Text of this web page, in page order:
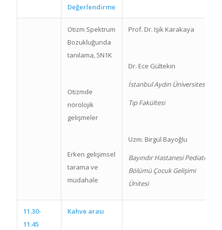
Değerlendirme
Otizm Spektrum
Bozukluğunda
tanılama, 5N1K
Otizmde
nörolojik
gelişmeler
Erken gelişimsel
tarama ve
müdahale
Prof. Dr. Işık Karakaya
Dr. Ece Gültekin
İstanbul Aydın Üniversitesi
Tıp Fakültesi
Uzm. Birgül Bayoğlu
Bayındır Hastanesi Pediatri
Bölümü Çocuk Gelişimi
Ünitesi
11.30-
11.45
Kahve arası